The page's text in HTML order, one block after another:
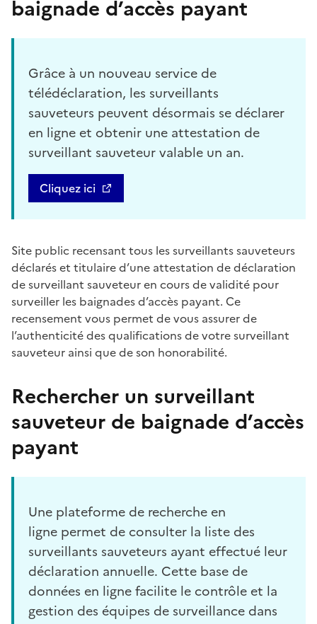
baignade d’accès payant
Grâce à un nouveau service de
télédéclaration, les surveillants
sauveteurs peuvent désormais se déclarer
en ligne et obtenir une attestation de
surveillant sauveteur valable un an.
Cliquez ici
Site public recensant tous les surveillants sauveteurs
déclarés et titulaire d’une attestation de déclaration
de surveillant sauveteur en cours de validité pour
surveiller les baignades d’accès payant. Ce
recensement vous permet de vous assurer de
l’authenticité des qualifications de votre surveillant
sauveteur ainsi que de son honorabilité.
Rechercher un surveillant
sauveteur de baignade d’accès
payant
Une plateforme de recherche en
ligne permet de consulter la liste des
surveillants sauveteurs ayant effectué leur
déclaration annuelle. Cette base de
données en ligne facilite le contrôle et la
gestion des équipes de surveillance dans